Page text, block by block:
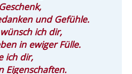
und Gefühle.
ich dir,
in ewiger Fülle.
ich dir,
Eigenschaften.